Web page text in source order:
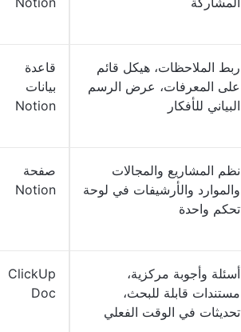
ربط الملاحظات، هيكل قائم
على المعرفات، عرض الرسم
البياني للأفكار
قاعدة
بيانات
Notion
نظم المشاريع والمجالات
والموارد والأرشيفات في لوحة
تحكم واحدة
صفحة
Notion
أسئلة وأجوبة مركزية،
مستندات قابلة للبحث،
تحديثات في الوقت الفعلي
ClickUp
Doc